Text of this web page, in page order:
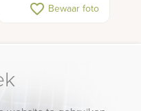
favorite_border Bewaar foto